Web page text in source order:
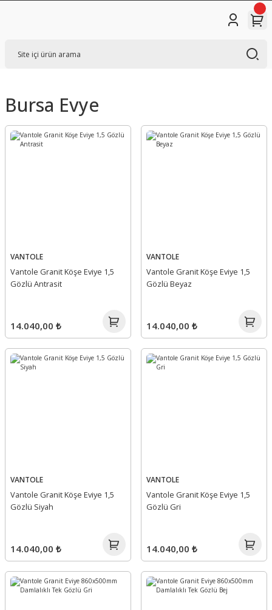
Bursa Evye
VANTOLE
Vantole Granit Köşe Eviye 1,5
Gözlü Antrasit
14.040,00 ₺
VANTOLE
Vantole Granit Köşe Eviye 1,5
Gözlü Beyaz
14.040,00 ₺
VANTOLE
Vantole Granit Köşe Eviye 1,5
Gözlü Siyah
14.040,00 ₺
VANTOLE
Vantole Granit Köşe Eviye 1,5
Gözlü Gri
14.040,00 ₺